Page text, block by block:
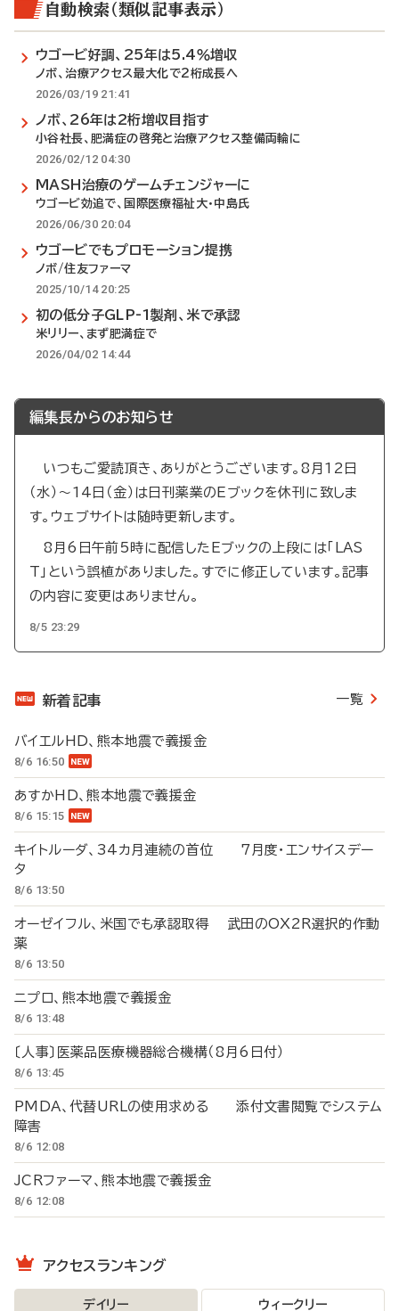
自動検索（類似記事表示）
ウゴービ好調、25年は5.4％増収
ノボ、治療アクセス最大化で2桁成長へ
2026/03/19 21:41
ノボ、26年は2桁増収目指す
小谷社長、肥満症の啓発と治療アクセス整備両輪に
2026/02/12 04:30
MASH治療のゲームチェンジャーに
ウゴービ効追で、国際医療福祉大・中島氏
2026/06/30 20:04
ウゴービでもプロモーション提携
ノボ/住友ファーマ
2025/10/14 20:25
初の低分子GLP-1製剤、米で承認
米リリー、まず肥満症で
2026/04/02 14:44
編集長からのお知らせ
いつもご愛読頂き、ありがとうございます。8月12日
（水）～14日（金）は日刊薬業のEブックを休刊に致しま
す。ウェブサイトは随時更新します。
8月6日午前5時に配信したEブックの上段には「LAS
T」という誤植がありました。すでに修正しています。記事
の内容に変更はありません。
8/5 23:29
新着記事 一覧
バイエルHD、熊本地震で義援金
8/6 16:50
あすかHD、熊本地震で義援金
8/6 15:15
キイトルーダ、34カ月連続の首位 7月度・エンサイスデー
タ
8/6 13:50
オーゼイフル、米国でも承認取得 武田のOX2R選択的作動
薬
8/6 13:50
ニプロ、熊本地震で義援金
8/6 13:48
〔人事〕医薬品医療機器総合機構（8月6日付）
8/6 13:45
PMDA、代替URLの使用求める 添付文書閲覧でシステム
障害
8/6 12:08
JCRファーマ、熊本地震で義援金
8/6 12:08
アクセスランキング
デイリー ウィークリー